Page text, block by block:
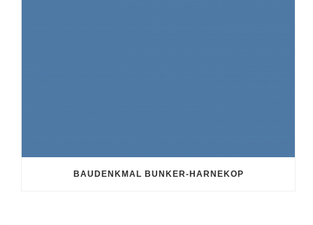
BAUDENKMAL BUNKER-HARNEKOP